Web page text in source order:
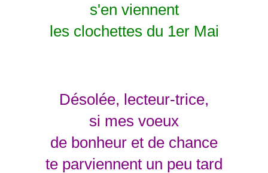
s'en viennent
les clochettes du 1er Mai
Désolée, lecteur-trice,
si mes voeux
de bonheur et de chance
te parviennent un peu tard